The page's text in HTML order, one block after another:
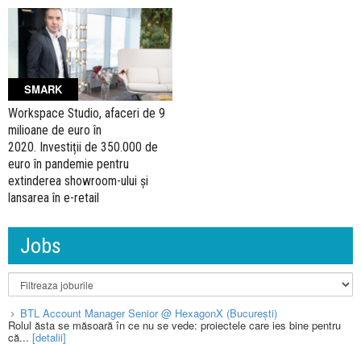
SMARK
Workspace Studio, afaceri de 9
milioane de euro în
2020. Investiții de 350.000 de
euro în pandemie pentru
extinderea showroom-ului și
lansarea în e-retail
Jobs
BTL Account Manager Senior @ HexagonX (București)
Rolul ăsta se măsoară în ce nu se vede: proiectele care ies bine pentru
că... [detalii]